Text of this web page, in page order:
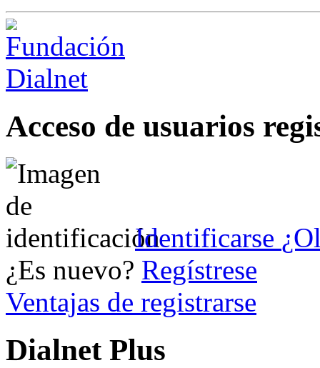
Acceso de usuarios
Identificarse
¿Es nuevo? Regístrese
Ventajas de registrarse
Dialnet Plus